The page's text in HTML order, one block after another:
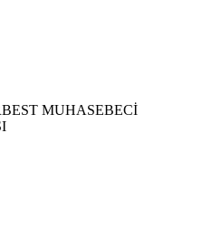
MUHASEBECİ